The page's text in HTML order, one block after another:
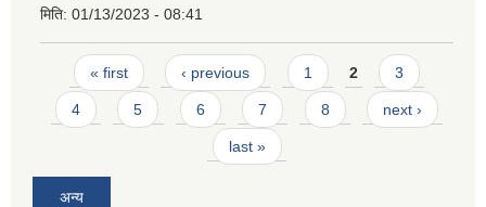
मिति: 01/13/2023 - 08:41
Pages
« first ‹ previous 1 2 3
4 5 6 7 8 next ›
last »
अन्य